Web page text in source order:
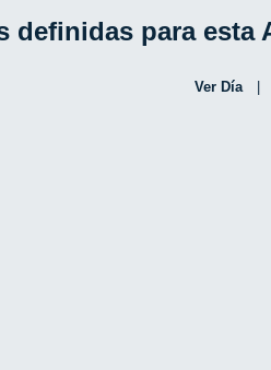
definidas para esta
Ver Día